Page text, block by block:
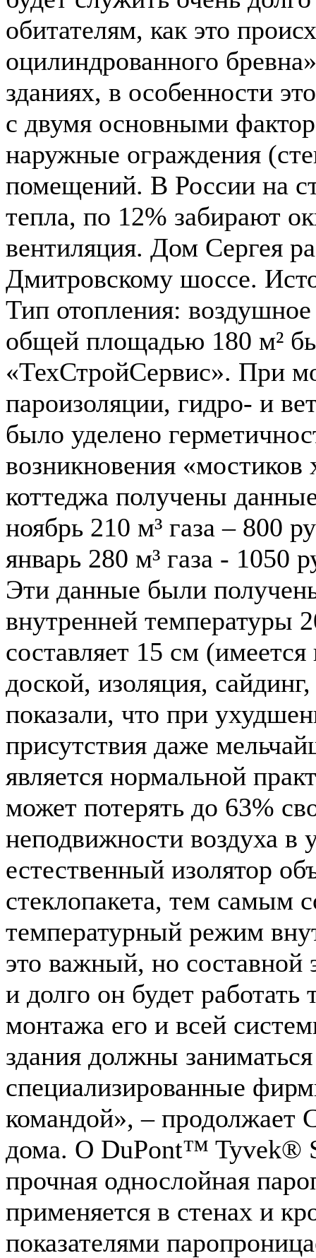
обитателям, как это
оцилиндрованного
зданиях, в особенности
с двумя основными
наружные ограждения
помещений. В России на
тепла, по 12% забирают
вентиляция. Дом Сергея
Дмитровскому шоссе.
Тип отопления:
общей площадью 180 м²
«ТехСтройСервис». При
пароизоляции, гидро- и
было уделено
возникновения «мостиков
коттеджа получены
ноябрь 210 м³ газа – 800
январь 280 м³ газа - 1050
Эти данные были
внутренней температуры
составляет 15 см
доской, изоляция,
показали, что при
присутствия даже
является нормальной
может потерять до 63%
неподвижности воздуха в
естественный изолятор
стеклопакета, тем самым
температурный режим
это важный, но составной
и долго он будет
монтажа его и всей
здания должны
специализированные
командой», – продолжает
дома. О DuPont™ Tyvek®
прочная однослойная
применяется в стенах и
показателями